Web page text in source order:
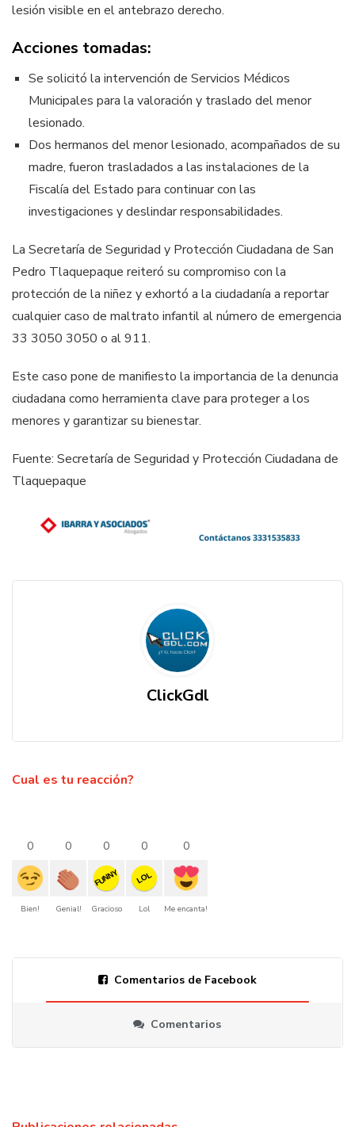
lesión visible en el antebrazo derecho.
Acciones tomadas:
Se solicitó la intervención de Servicios Médicos
Municipales para la valoración y traslado del menor
lesionado.
Dos hermanos del menor lesionado, acompañados de su
madre, fueron trasladados a las instalaciones de la
Fiscalía del Estado para continuar con las
investigaciones y deslindar responsabilidades.
La Secretaría de Seguridad y Protección Ciudadana de San
Pedro Tlaquepaque reiteró su compromiso con la
protección de la niñez y exhortó a la ciudadanía a reportar
cualquier caso de maltrato infantil al número de emergencia
33 3050 3050 o al 911.
Este caso pone de manifiesto la importancia de la denuncia
ciudadana como herramienta clave para proteger a los
menores y garantizar su bienestar.
Fuente: Secretaría de Seguridad y Protección Ciudadana de
Tlaquepaque
ClickGdl
Cual es tu reacción?
0
Bien!
0
Genial!
0
FUNNY
Gracioso
0
LOL
Lol
0
Me encanta!
Comentarios de Facebook
Comentarios